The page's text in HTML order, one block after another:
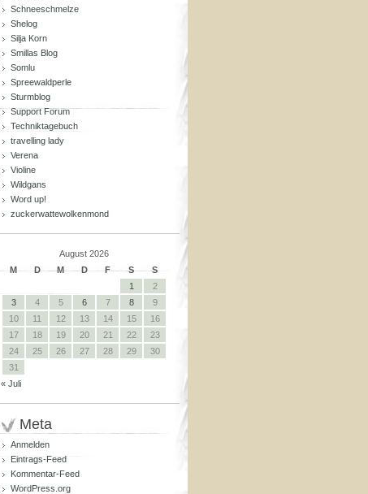
Schneeschmelze
Shelog
Silja Korn
Smillas Blog
Somlu
Spreewaldperle
Sturmblog
Support Forum
Techniktagebuch
travelling lady
Verena
Violine
Wildgans
Word up!
zuckerwattewolkenmond
August 2026
M
D M D F S
S
1
2
3
4 5 6 7 8
9
10
11 12 13 14 15
16
17
18 19 20 21 22
23
24
25 26 27 28 29
30
31
« Juli
Meta
Anmelden
Eintrags-Feed
Kommentar-Feed
WordPress.org